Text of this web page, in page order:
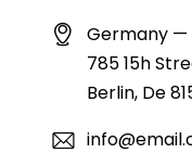
Germany —
785 15h
Berlin, De